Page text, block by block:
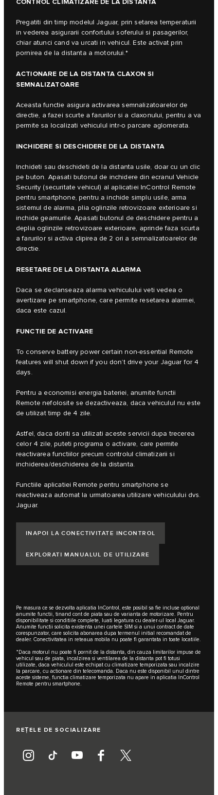
Pregatiti din timp modelul Jaguar, prin setarea temperaturii
in vederea asigurarii confortului soferului si pasagerilor,
chiar atunci cand va urcati in vehicul. Este activat prin
pornirea de la distanta a motorului.*
ACTIONARE DE LA DISTANTA CLAXON SI
SEMNALIZATOARE
Aceasta functie asigura activarea semnalizatoarelor de
directie, a fazei scurte a farurilor si a claxonului, pentru a va
permite sa localizati vehiculul intr-o parcare aglomerata.
INCHIDERE SI DESCHIDERE DE LA DISTANTA
Inchideti sau deschideti de la distanta usile, doar cu un clic
pe buton. Apasati butonul de inchidere din ecranul Vehicle
Security (securitate vehicul) al aplicatiei InControl Remote
pentru smartphone, pentru a inchide simplu usile, arma
sistemul de alarma, plia oglinzile retrovizoare exterioare si
inchide geamurile. Apasati butonul de deschidere pentru a
deplia oglinzile retrovizoare exterioare, aprinde faza scurta
a farurilor si activa clipirea de 2 ori a semnalizatoarelor de
directie.
RESETARE DE LA DISTANTA ALARMA
Daca se declanseaza alarma vehiculului veti vedea o
avertizare pe smartphone, care permite resetarea alarmei,
daca este cazul.
FUNCTIE DE ACTIVARE
To conserve battery power certain non-essential Remote
features will shut down if you don’t drive your Jaguar for 4
days.
Pentru a economisi energia bateriei, anumite functii
Remote nefolosite se dezactiveaza, daca vehiculul nu este
de utilizat timp de 4 zile.
Astfel, daca doriti sa utilizati aceste servicii dupa trecerea
celor 4 zile, puteti programa o activare, care permite
reactivarea functiilor precum controlul climatizarii si
inchiderea/deschiderea de la distanta.
Functiile aplicatiei Remote pentru smartphone se
reactiveaza automat la urmatoarea utilizare vehiculului dvs.
Jaguar.
INAPOI LA CONECTIVITATE INCONTROL
EXPLORATI MANUALUL DE UTILIZARE
Pe masura ce se dezvolta aplicatia InControl, este posibil sa fie incluse optional
anumite functii, tinand cont de piata sau de varianta de motorizare. Pentru
disponibilitate si conditiile complete, luati legatura cu dealer-ul local Jaguar.
Anumite functii solicita existenta unei cartele SIM si a unui contract de date
corespunzator, care solicita abonarea dupa termenul initial recomandat de
dealer. Conectivitatea in reteaua mobila nu poate fi garantata in toate locatiile.
*Daca motorul nu poate fi pornit de la distanta, din cauza limitarilor impuse de
vehicul sau de piata, incalzirea si ventilarea de la distanta pot fi totusi
utilizate, daca vehiculul este echipat cu climatizare temporizata sau incalzire
la parcare, cu actionare din telecomanda. Daca nu este disponibil unul dintre
aceste sisteme, functia climatizare temporizata nu apare in aplicatia InControl
Remote pentru smartphone.
REȚELE DE SOCIALIZARE